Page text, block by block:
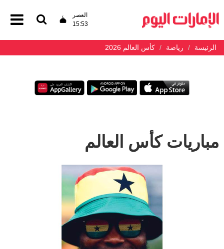
العصر
15:53
الرئيسة رياضة كأس العالم 2026
مباريات كأس العالم